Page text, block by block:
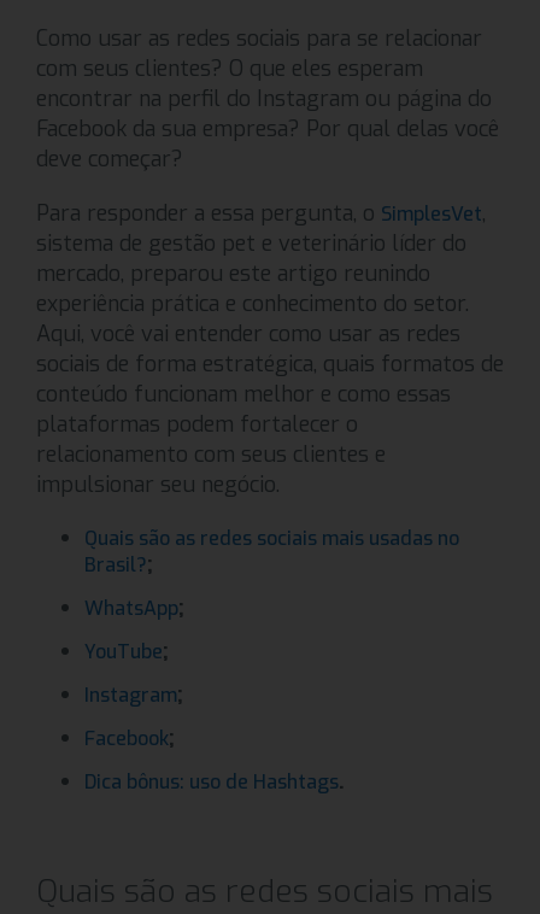
Como usar as redes sociais para se relacionar
com seus clientes? O que eles esperam
encontrar na perfil do Instagram ou página do
Facebook da sua empresa? Por qual delas você
deve começar?
Para responder a essa pergunta, o SimplesVet,
sistema de gestão pet e veterinário líder do
mercado, preparou este artigo reunindo
experiência prática e conhecimento do setor.
Aqui, você vai entender como usar as redes
sociais de forma estratégica, quais formatos de
conteúdo funcionam melhor e como essas
plataformas podem fortalecer o
relacionamento com seus clientes e
impulsionar seu negócio.
Quais são as redes sociais mais usadas no
Brasil?;
WhatsApp;
YouTube;
Instagram;
Facebook;
Dica bônus: uso de Hashtags.
Quais são as redes sociais mais